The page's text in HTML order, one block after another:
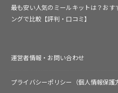
最も安い人気のミールキットは？お
ングで比較【評判・口コミ】
運営者情報・お問い合わせ
プライバシーポリシー（個人情報保